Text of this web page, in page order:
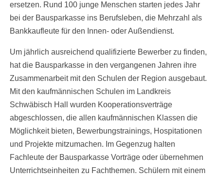
ersetzen. Rund 100 junge Menschen starten jedes Jahr
bei der Bausparkasse ins Berufsleben, die Mehrzahl als
Bankkaufleute für den Innen- oder Außendienst.
Um jährlich ausreichend qualifizierte Bewerber zu finden,
hat die Bausparkasse in den vergangenen Jahren ihre
Zusammenarbeit mit den Schulen der Region ausgebaut.
Mit den kaufmännischen Schulen im Landkreis
Schwäbisch Hall wurden Kooperationsverträge
abgeschlossen, die allen kaufmännischen Klassen die
Möglichkeit bieten, Bewerbungstrainings, Hospitationen
und Projekte mitzumachen. Im Gegenzug halten
Fachleute der Bausparkasse Vorträge oder übernehmen
Unterrichtseinheiten zu Fachthemen. Schülern mit einem